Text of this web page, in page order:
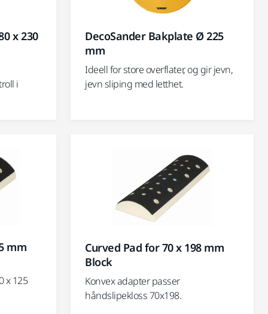
x 230
i
DecoSander Bakplate Ø 225
mm
Ideell for store overflater, og gir jevn,
jevn sliping med letthet.
mm
x 125
Curved Pad for 70 x 198 mm
Block
Konvex adapter passer
håndslipekloss 70x198.